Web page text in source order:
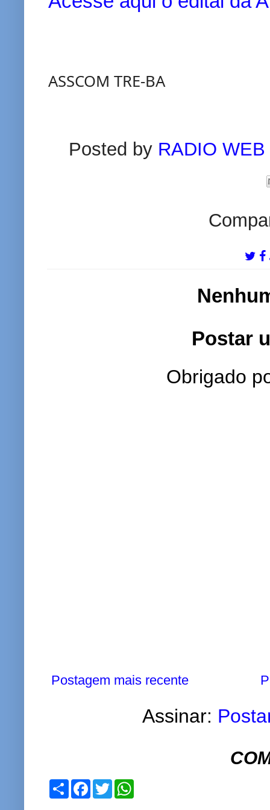
ASSCOM TRE-BA
Posted by RADIO
Postar
Obrigado
Postagem mais recente
Assinar:
S
h
a
F
a
c
T
w
i